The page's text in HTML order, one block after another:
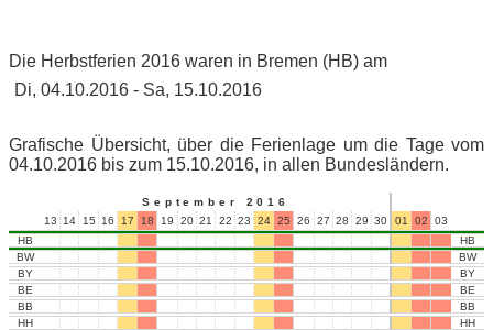
Die Herbstferien 2016 waren in Bremen (HB) am
Di, 04.10.2016 - Sa, 15.10.2016
Grafische Übersicht, über die Ferienlage um die Tage vom
04.10.2016 bis zum 15.10.2016, in allen Bundesländern.
September 2016
13
14 15 16 17 18 19 20 21 22 23 24 25 26 27 28 29 30 01 02 03
HB
BW
BY
BE
BB
HH
HB
BW
BY
BE
BB
HH